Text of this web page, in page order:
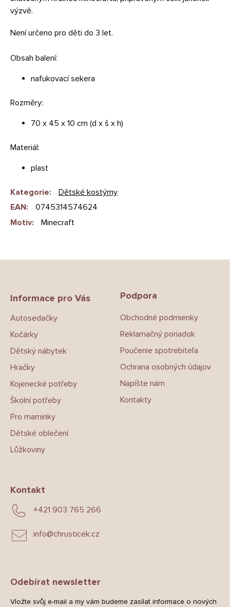
výzvě.
Není určeno pro děti do 3 let.
Obsah balení:
nafukovací sekera
Rozměry:
70 x 45 x 10 cm (d x š x h)
Materiál:
plast
Kategorie:
Dětské kostýmy
EAN:
0745314574624
Motiv: Minecraft
Informace pro Vás
Autosedačky
Kočárky
Dětský nábytek
Hračky
Kojenecké potřeby
Školní potřeby
Pro maminky
Dětské oblečení
Lůžkoviny
Podpora
Obchodné podmienky
Reklamačný poriadok
Poučenie spotrebiteľa
Ochrana osobných údajov
Napíšte nám
Kontakty
Kontakt
info@chrusticek.cz
+421 903 765 266
Odebírat newsletter
Vložte svůj e-mail a my vám budeme zasílat informace o nových